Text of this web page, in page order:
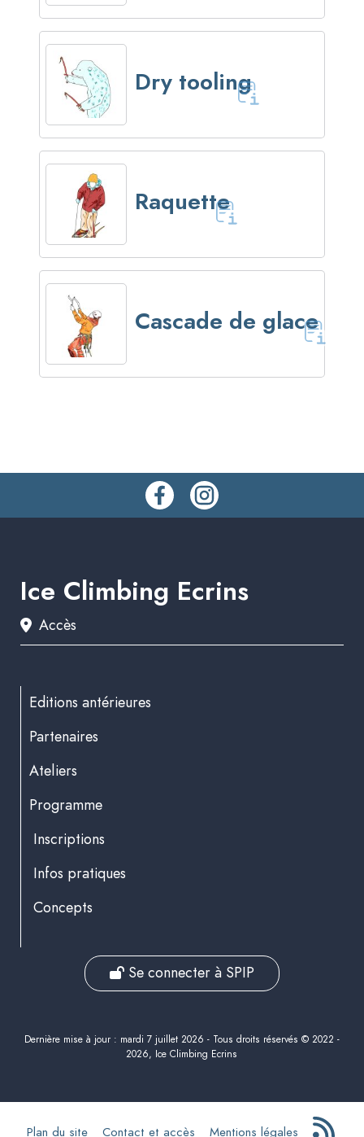
Dry tooling
Raquette
Cascade de glace
Ice Climbing Ecrins
Accès
Editions antérieures
Partenaires
Ateliers
Programme
Inscriptions
Infos pratiques
Concepts
Se connecter à SPIP
Dernière mise à jour : mardi 7 juillet 2026 - Tous droits réservés © 2022 -
2026, Ice Climbing Ecrins
Plan du site Contact et accès Mentions légales